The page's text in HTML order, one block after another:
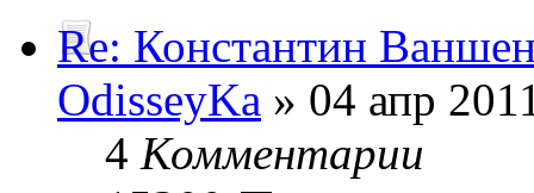
Re: Константин
OdisseyKa » 04 апр
4 Комментарии